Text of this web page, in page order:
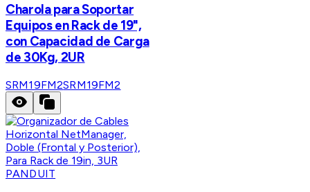
Charola para Soportar
Equipos en Rack de 19",
con Capacidad de Carga
de 30Kg, 2UR
SRM19FM2SRM19FM2
PANDUIT